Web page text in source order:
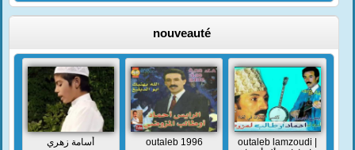
nouveauté
أسامة زهري outaleb 1996
outaleb lamzoudi |